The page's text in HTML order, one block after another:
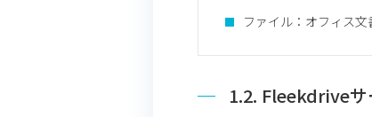
ファイル：オフィス
1.2. Fleekdrive